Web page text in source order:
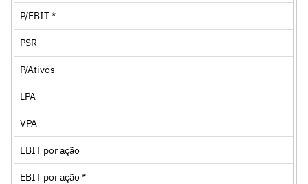
P/EBIT *
PSR
P/Ativos
LPA
VPA
EBIT por ação
EBIT por ação *